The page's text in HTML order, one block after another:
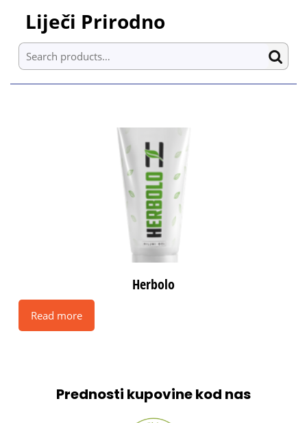
content
Skip
content
Liječi Prirodno
Search for:
Herbolo
Read more
Prednosti kupovine kod nas